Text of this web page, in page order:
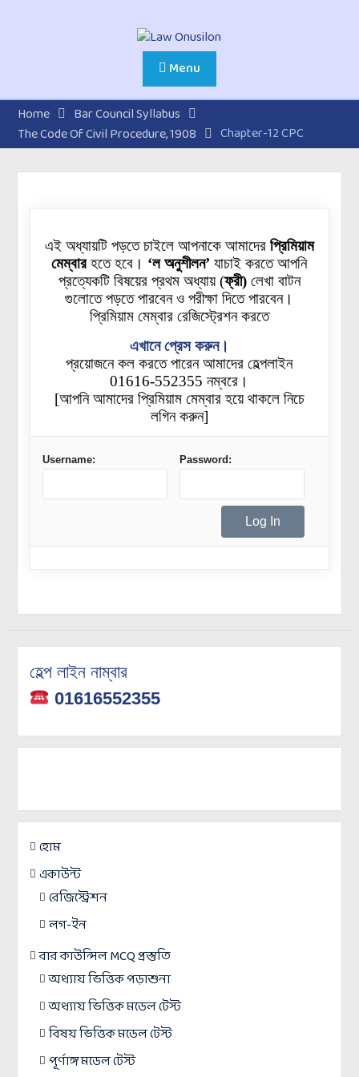
Menu
Home
Bar Council Syllabus
The Code Of Civil Procedure, 1908
Chapter-12 CPC
এই অধ্যায়টি পড়তে চাইলে আপনাকে আমাদের প্রিমিয়াম
মেম্বারহতে হবে। ‘ল অনুশীলন’ যাচাই করতে আপনি
প্রত্যেকটি বিষয়ের প্রথম অধ্যায়(ফ্রী)লেখা বাটন
গুলোতেপড়তে পারবেন ও পরীক্ষা দিতে পারবেন।
প্রিমিয়াম মেম্বার রেজিস্ট্রেশন করতে
এখানে প্রেস করুন।
প্রয়োজনে কল করতে পারেন আমাদের হেল্পলাইন
01616-552355 নম্বরে।
[আপনি আমাদের প্রিমিয়াম মেম্বার হয়ে থাকলে নিচে
লগিন করুন]
Username: Password:
হেল্প লাইন নাম্বার
01616552355
হোম
একাউন্ট
রেজিস্ট্রেশন
লগ-ইন
বার কাউন্সিল MCQ প্রস্তুতি
অধ্যায় ভিত্তিক পড়াশুনা
অধ্যায় ভিত্তিক মডেল টেস্ট
বিষয় ভিত্তিক মডেল টেস্ট
পূর্ণাঙ্গ মডেল টেস্ট